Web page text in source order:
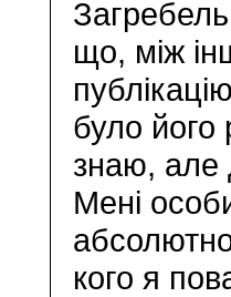
що, між
було
знаю, але
Мені
кого я